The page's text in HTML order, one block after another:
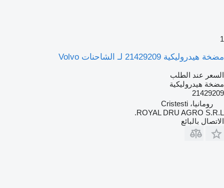
1
مضخة هيدروليكية 21429209 لـ الشاحنات Volvo
السعر عند الطلب
مضخة هيدروليكية
21429209
رومانيا، Cristesti
ROYAL DRU AGRO S.R.L.
الاتصال بالبائع